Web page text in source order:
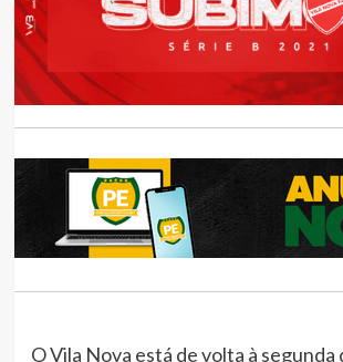
O Vila Nova está de volta à segunda